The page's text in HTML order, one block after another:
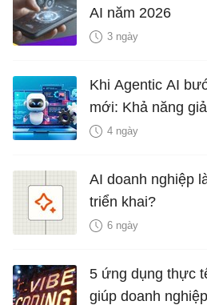
AI năm 2026
3 ngày
Khi Agentic AI
mới: Khả năng
năng lực xử lý
4 ngày
AI doanh nghiệp
triển khai?
6 ngày
5 ứng dụng thực
giúp doanh